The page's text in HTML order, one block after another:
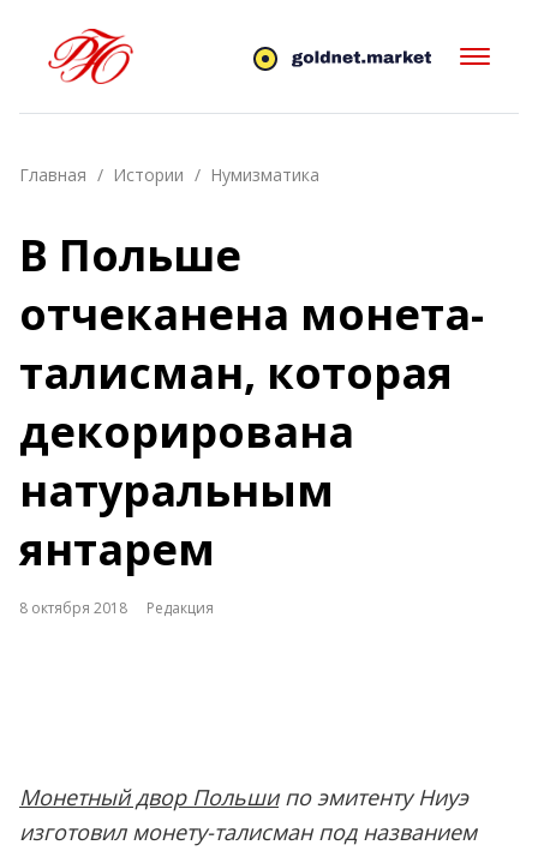
Главная Истории Нумизматика
В Польше
отчеканена монета-
талисман, которая
декорирована
натуральным
янтарем
8 октября 2018 Редакция
Монетный двор Польшипо эмитенту Ниуэ
изготовил монету-талисман под названием